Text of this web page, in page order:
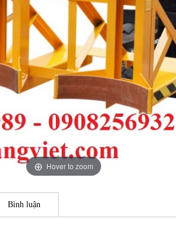
Hover to zoom
Bình luận